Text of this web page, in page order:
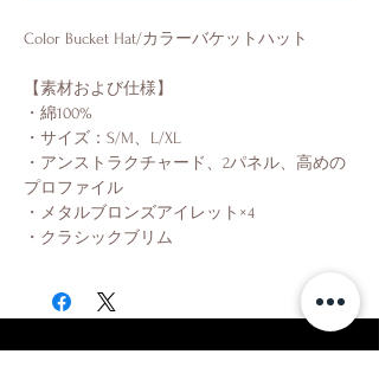
Color Bucket Hat/カラーバケットハット
【素材および仕様】
・綿100%
・サイズ：S/M、L/XL
・アンストラクチャード、2パネル、高めの
プロファイル
・メタルブロンズアイレット×4
・クラシックブリム